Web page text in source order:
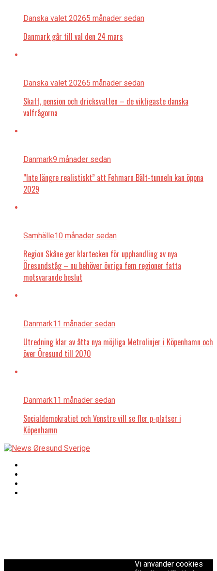
Danska valet 20265 månader sedan
Danmark går till val den 24 mars
Danska valet 20265 månader sedan
Skatt, pension och dricksvatten – de viktigaste danska
valfrågorna
Danmark9 månader sedan
”Inte längre realistiskt” att Fehmarn Bält-tunneln kan öppna
2029
Samhälle10 månader sedan
Region Skåne ger klartecken för upphandling av nya
Öresundståg – nu behöver övriga fem regioner fatta
motsvarande beslut
Danmark11 månader sedan
Utredning klar av åtta nya möjliga Metrolinjer i Köpenhamn och
över Öresund till 2070
Danmark11 månader sedan
Socialdemokratiet och Venstre vill se fler p-platser i
Köpenhamn
Vi använder cookies